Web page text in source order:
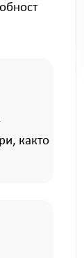
както